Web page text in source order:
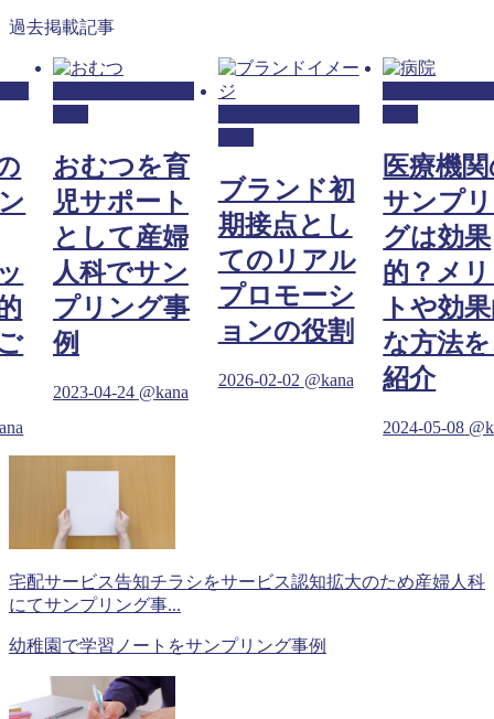
過去掲載記事
おむつを育
児サポート
として産婦
人科でサン
プリング事
例
2023-04-24 @kana
ブランド初
期接点とし
てのリアル
プロモーシ
ョンの役割
2026-02-02 @kana
医療機
サンプ
グは効果
的？メ
トや効
な方法
紹介
2024-05-08
宅配サービス告知チラシをサービス認知拡大のため産婦人科
にてサンプリング事...
幼稚園で学習ノートをサンプリング事例